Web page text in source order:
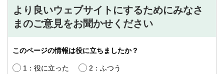
より良いウェブサイトにするためにみなさ
まのご意見をお聞かせください
このページの情報は役に立ちましたか？
1：役に立った
2：ふつう